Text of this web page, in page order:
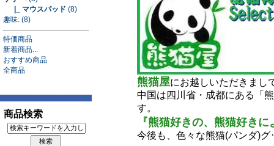
|_ マウスパッド (8)
趣味: (8)
特価商品
新着商品...
おすすめ商品
全商品
商品検索
熊猫屋にお越しいただきまし
中国は四川省・成都にある「
す。
『熊猫好きの、熊猫好き
今後も、色々な熊猫(パンダ)